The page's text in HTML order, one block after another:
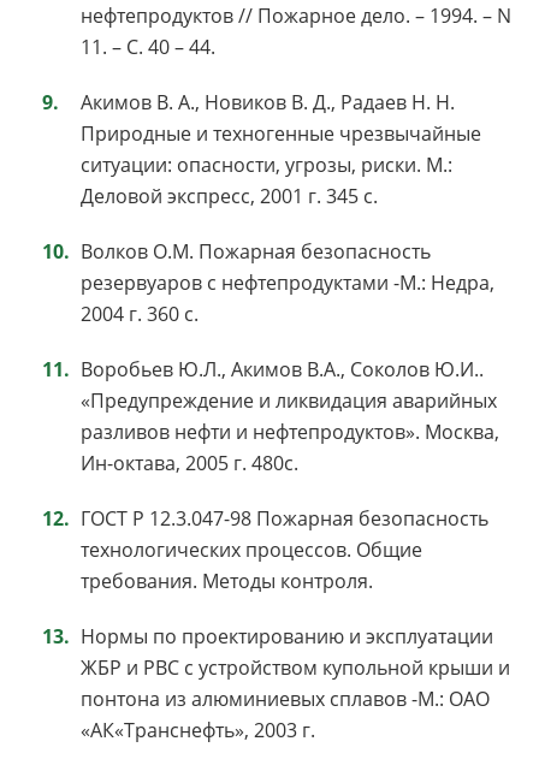
нефтепродуктов // Пожарное дело. – 1994. – N
11. – С. 40 – 44.
Акимов В. А., Новиков В. Д., Радаев Н. Н.
Природные и техногенные чрезвычайные
ситуации: опасности, угрозы, риски. М.:
Деловой экспресс, 2001 г. 345 с.
Волков О.М. Пожарная безопасность
резервуаров с нефтепродуктами -М.: Недра,
2004 г. 360 с.
Воробьев Ю.Л., Акимов В.А., Соколов Ю.И..
«Предупреждение и ликвидация аварийных
разливов нефти и нефтепродуктов». Москва,
Ин-октава, 2005 г. 480с.
ГОСТ Р 12.3.047-98 Пожарная безопасность
технологических процессов. Общие
требования. Методы контроля.
Нормы по проектированию и эксплуатации
ЖБР и РВС с устройством купольной крыши и
понтона из алюминиевых сплавов -М.: ОАО
«АК«Транснефть», 2003 г.